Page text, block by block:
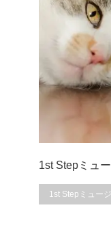
1st Stepミュ
1st Stepミュー